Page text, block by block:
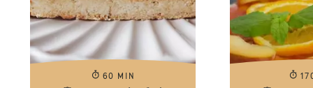
60 MIN